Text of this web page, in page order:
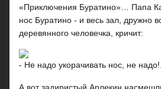
«Приключения Буратино»… Папа
нос Буратино - и весь зал, дружно
деревянного человечка, кричит:
- Не надо укорачивать нос, не надо!..